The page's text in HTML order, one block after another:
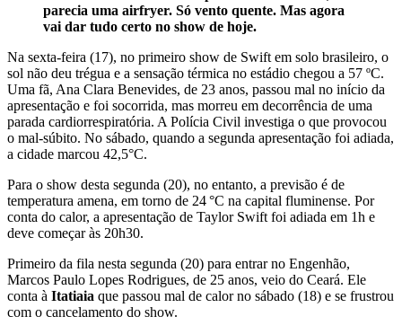
parecia uma airfryer. Só vento quente. Mas agora
vai dar tudo certo no show de hoje.
Na sexta-feira (17), no primeiro show de Swift em solo brasileiro, o
sol não deu trégua e a sensação térmica no estádio chegou a 57 ºC.
Uma fã, Ana Clara Benevides, de 23 anos, passou mal no início da
apresentação e foi socorrida, mas morreu em decorrência de uma
parada cardiorrespiratória. A Polícia Civil investiga o que provocou
o mal-súbito. No sábado, quando a segunda apresentação foi adiada,
a cidade marcou 42,5°C.
Para o show desta segunda (20), no entanto, a previsão é de
temperatura amena, em torno de 24 °C na capital fluminense. Por
conta do calor, a apresentação de Taylor Swift foi adiada em 1h e
deve começar às 20h30.
Primeiro da fila nesta segunda (20) para entrar no Engenhão,
Marcos Paulo Lopes Rodrigues, de 25 anos, veio do Ceará. Ele
conta à Itatiaia que passou mal de calor no sábado (18) e se frustrou
com o cancelamento do show.